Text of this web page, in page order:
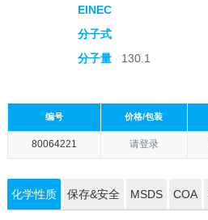
EINEC
分子式
分子量
130.1
编号 价格/包装
80064221 请登录
化学性质 保存&安全 MSDS COA